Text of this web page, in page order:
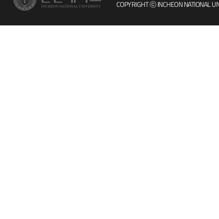
COPYRIGHT ⓒ INCHEON NATIONAL